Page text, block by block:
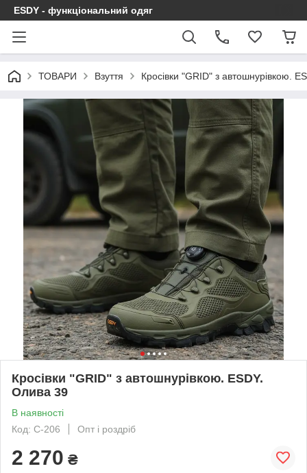
ESDY - функціональний одяг
ТОВАРИ Взуття Кросівки "GRID" з автошнурівкою.
Кросівки "GRID" з автошнурівкою. ESDY.
Олива 39
В наявності
Код: C-206
Опт і роздріб
2 270 ₴